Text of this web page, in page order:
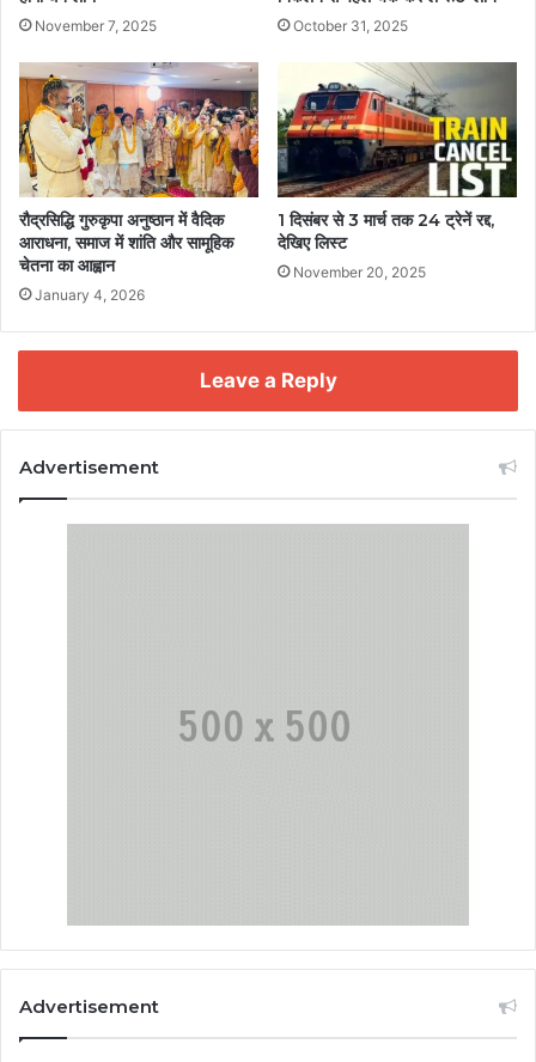
November 7, 2025 October 31, 2025
रौद्रसिद्धि गुरुकृपा अनुष्ठान में वैदिक
आराधना, समाज में शांति और सामूहिक
चेतना का आह्वान
January 4, 2026
1 दिसंबर से 3 मार्च तक 24 ट्रेनें रद्द,
देखिए लिस्ट
November 20, 2025
Leave a Reply
Advertisement
Advertisement